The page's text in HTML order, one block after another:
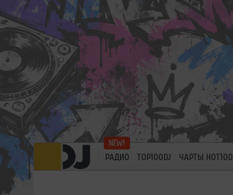
РАДИО TOP100DJ ЧАРТЫ HOT100